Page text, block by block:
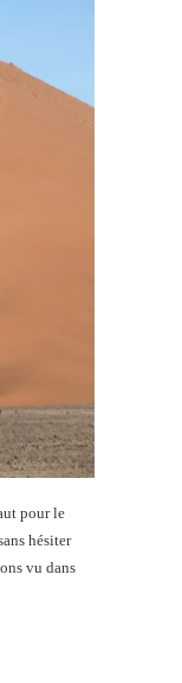
pour le
hésiter
vu dans